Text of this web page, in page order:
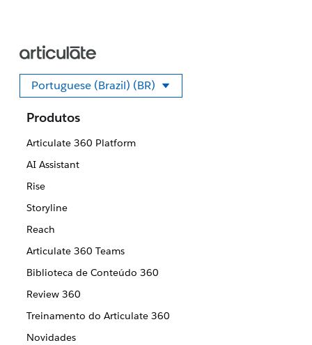
Portuguese (Brazil) (BR)
Selecione seu idioma
Produtos
Articulate 360 Platform
AI Assistant
Rise
Storyline
Reach
Articulate 360 Teams
Biblioteca de Conteúdo 360
Review 360
Treinamento do Articulate 360
Novidades